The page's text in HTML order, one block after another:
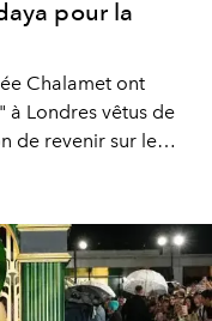
pour la
Chalamet ont
à Londres vêtus de
de revenir sur le